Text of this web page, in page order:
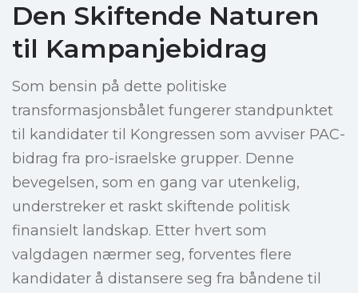
Den Skiftende Naturen
til Kampanjebidrag
Som bensin på dette politiske
transformasjonsbålet fungerer standpunktet
til kandidater til Kongressen som avviser PAC-
bidrag fra pro-israelske grupper. Denne
bevegelsen, som en gang var utenkelig,
understreker et raskt skiftende politisk
finansielt landskap. Etter hvert som
valgdagen nærmer seg, forventes flere
kandidater å distansere seg fra båndene til